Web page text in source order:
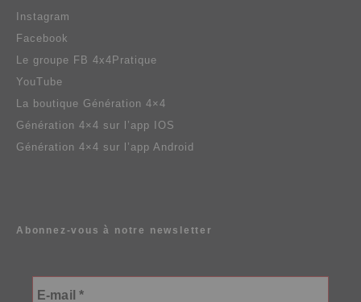
Instagram
Facebook
Le groupe FB 4x4Pratique
YouTube
La boutique Génération 4×4
Génération 4×4 sur l’app IOS
Génération 4×4 sur l’app Android
Abonnez-vous à notre newsletter